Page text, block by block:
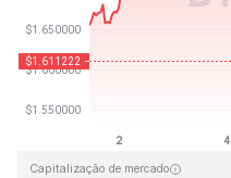
Máxima histórica
Capitalização de mercado